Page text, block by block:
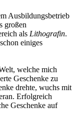
Ausbildungsbetrieb
großen
als Lithografin.
einiges
welche mich
Geschenke zu
drehte, wuchs mit
Erfolgreich
Geschenke auf